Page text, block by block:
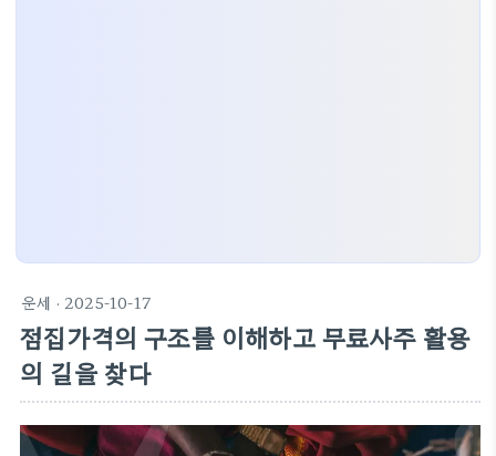
운세 · 2025-10-17
점집가격의 구조를 이해하고 무료사주 활용
의 길을 찾다